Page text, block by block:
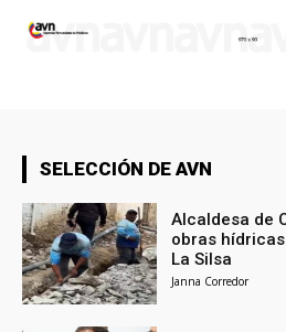
SELECCIÓN DE AVN
Alcaldesa de
obras
La Silsa
Janna Corredor